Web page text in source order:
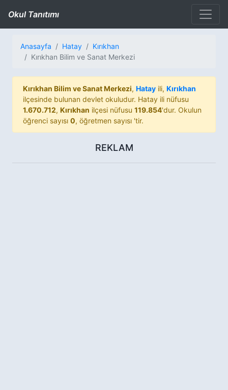
Okul Tanıtımı
Anasayfa Hatay
Kırıkhan
Kırıkhan Bilim ve Sanat Merkezi
Kırıkhan Bilim ve Sanat Merkezi, Hatay ili, Kırıkhan
ilçesinde bulunan devlet okuludur. Hatay ili nüfusu
1.670.712, Kırıkhan ilçesi nüfusu 119.854'dur. Okulun
öğrenci sayısı 0, öğretmen sayısı 'tir.
REKLAM